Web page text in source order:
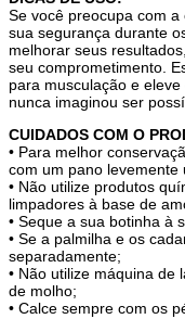
Se você preocupa com
sua segurança durante
melhorar seus
seu comprometimento.
para musculação e
nunca imaginou ser
CUIDADOS COM O
• Para melhor
com um pano levemente
• Não utilize produtos
limpadores à base de
• Seque a sua botinha à
• Se a palmilha e os
separadamente;
• Não utilize máquina de
de molho;
• Calce sempre com os